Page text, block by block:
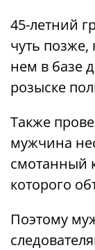
45-летний
чуть
нем в базе
розыске
Также
мужчина
смотанный
которого
Поэтому